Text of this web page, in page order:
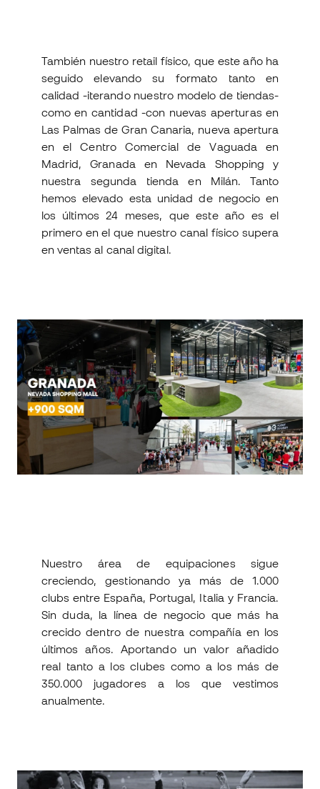
También nuestro retail físico, que este año ha
seguido elevando su formato tanto en
calidad -iterando nuestro modelo de tiendas-
como en cantidad -con nuevas aperturas en
Las Palmas de Gran Canaria, nueva apertura
en el Centro Comercial de Vaguada en
Madrid, Granada en Nevada Shopping y
nuestra segunda tienda en Milán. Tanto
hemos elevado esta unidad de negocio en
los últimos 24 meses, que este año es el
primero en el que nuestro canal físico supera
en ventas al canal digital.
Nuestro área de equipaciones sigue
creciendo, gestionando ya más de 1.000
clubs entre España, Portugal, Italia y Francia.
Sin duda, la línea de negocio que más ha
crecido dentro de nuestra compañía en los
últimos años. Aportando un valor añadido
real tanto a los clubes como a los más de
350.000 jugadores a los que vestimos
anualmente.